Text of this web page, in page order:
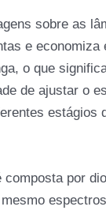
sobre as
e
o que
de ajustar o
estágios
por